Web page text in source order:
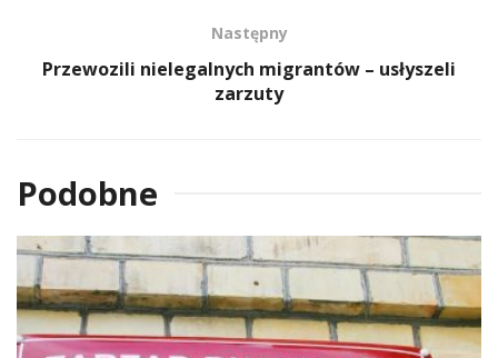
Następny
Przewozili nielegalnych migrantów – usłyszeli
zarzuty
Podobne